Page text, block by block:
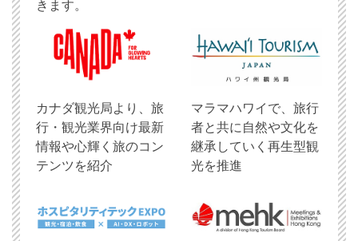
きます。
​カナダ観光局より、旅
行・観光業界向け最新
情報や心輝く旅のコン
テンツを紹介
マラマハワイで、旅行
者と共に自然や文化を
継承していく再生型観
光を推進